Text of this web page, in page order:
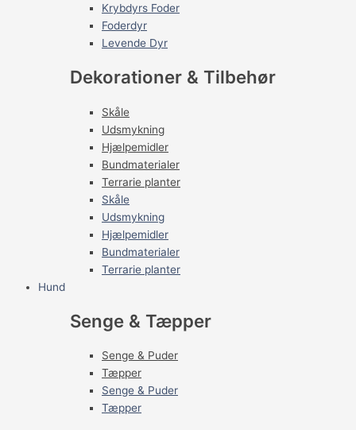
Krybdyrs Foder
Foderdyr
Levende Dyr
Dekorationer & Tilbehør
Skåle
Udsmykning
Hjælpemidler
Bundmaterialer
Terrarie planter
Skåle
Udsmykning
Hjælpemidler
Bundmaterialer
Terrarie planter
Hund
Senge & Tæpper
Senge & Puder
Tæpper
Senge & Puder
Tæpper